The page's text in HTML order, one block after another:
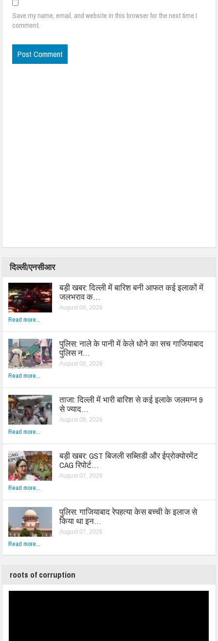
Save my name, email, and website in this browser for the next time I
comment.
दिल्ली/एनसीआर
बड़ी खबर: दिल्ली में बारिश बनी आफत कई इलाकों में
जलभराव क…
August 08, 2026
Read more...
पुलिस: नाले के पानी में केले धोने का सच गाजियाबाद
पुलिस न…
August 08, 2026
Read more...
ताजा: दिल्ली में भारी बारिश से कई इलाके जलमग्न 9
से ज्याद…
August 08, 2026
Read more...
बड़ी खबर: GST बिजली सब्सिडी और ईप्रोक्योरमेंट
CAG रिपोर्ट…
August 07, 2026
Read more...
पुलिस: गाजियाबाद रेपहत्या केस बच्ची के इलाज से
किया था इन…
August 07, 2026
Read more...
roots of corruption